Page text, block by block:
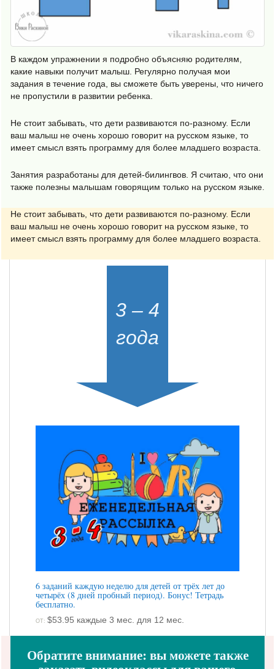
В каждом упражнении я подробно объясняю родителям,
какие навыки получит малыш. Регулярно получая мои
задания в течение года, вы сможете быть уверены, что ничего
не пропустили в развитии ребенка.
Не стоит забывать, что дети развиваются по-разному. Если
ваш малыш не очень хорошо говорит на русском языке, то
имеет смысл взять программу для более младшего возраста.
Занятия разработаны для детей-билингвов. Я считаю, что они
также полезны малышам говорящим только на русском языке.
Не стоит забывать, что дети развиваются по-разному. Если
ваш малыш не очень хорошо говорит на русском языке, то
имеет смысл взять программу для более младшего возраста.
3 – 4
года
6 заданий каждую неделю для детей от трёх лет до
четырёх (8 дней пробный период). Бонус! Тетрадь
бесплатно.
ОТ:$53.95 каждые 3 мес. для 12 мес.
Обратите внимание: вы можете также